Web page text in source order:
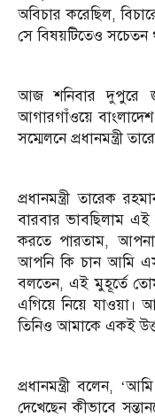
অবিচার করেছিল,
সে বিষয়টিতেও সচেতন
আজ শনিবার দুপুরে
আগারগাঁওয়ে বাংলাদেশ
সম্মেলনে প্রধানমন্ত্রী
প্রধানমন্ত্রী তারেক
বারবার ভাবছিলাম
করতে পারতাম,
আপনি কি চান আমি
বলতেন, এই মুহূর্তে
এগিয়ে নিয়ে যাওয়া।
তিনিও আমাকে একই
প্রধানমন্ত্রী বলেন,
দেখেছেন কীভাবে